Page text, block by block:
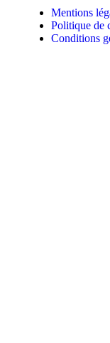
Mentions
Politique de
Conditions